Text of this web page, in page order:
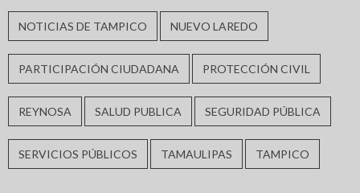
NOTICIAS DE TAMPICO NUEVO LAREDO
PARTICIPACIÓN CIUDADANA PROTECCIÓN CIVIL
REYNOSA SALUD PUBLICA SEGURIDAD PÚBLICA
SERVICIOS PÚBLICOS TAMAULIPAS TAMPICO